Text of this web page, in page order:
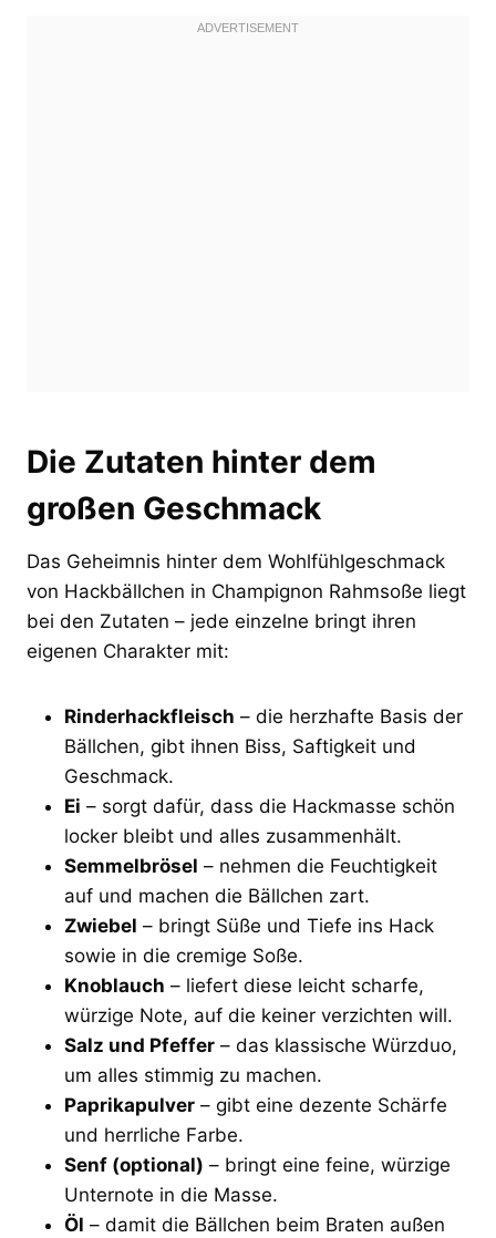
Die Zutaten hinter dem
großen Geschmack
Das Geheimnis hinter dem Wohlfühlgeschmack
von Hackbällchen in Champignon Rahmsoße liegt
bei den Zutaten – jede einzelne bringt ihren
eigenen Charakter mit:
Rinderhackfleisch – die herzhafte Basis der
Bällchen, gibt ihnen Biss, Saftigkeit und
Geschmack.
Ei – sorgt dafür, dass die Hackmasse schön
locker bleibt und alles zusammenhält.
Semmelbrösel – nehmen die Feuchtigkeit
auf und machen die Bällchen zart.
Zwiebel – bringt Süße und Tiefe ins Hack
sowie in die cremige Soße.
Knoblauch – liefert diese leicht scharfe,
würzige Note, auf die keiner verzichten will.
Salz und Pfeffer – das klassische Würzduo,
um alles stimmig zu machen.
Paprikapulver – gibt eine dezente Schärfe
und herrliche Farbe.
Senf (optional) – bringt eine feine, würzige
Unternote in die Masse.
Öl – damit die Bällchen beim Braten außen